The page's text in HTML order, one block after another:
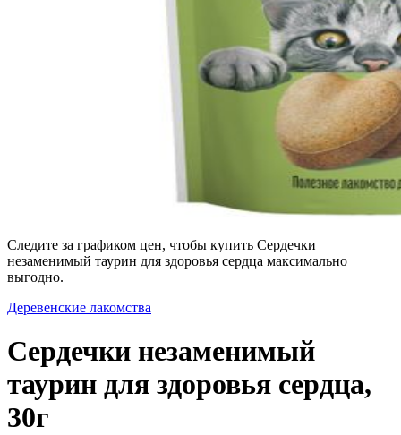
Следите за графиком цен, чтобы купить Сердечки
незаменимый таурин для здоровья сердца максимально
выгодно.
Деревенские лакомства
Сердечки незаменимый
таурин для здоровья сердца,
30г